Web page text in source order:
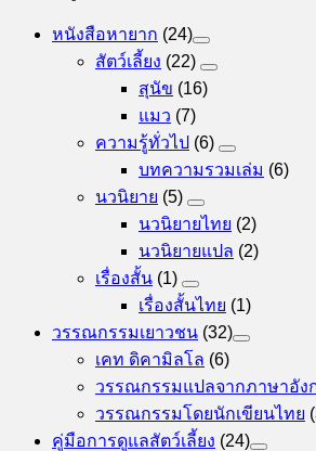
หนังสือหายาก (24)
สัตว์เลี้ยง (22)
สุนัข (16)
แมว (7)
ความรู้ทั่วไป (6)
บทความรวมเล่ม (6)
นวนิยาย (5)
นวนิยายไทย (2)
นวนิยายแปล (2)
เรื่องสั้น (1)
เรื่องสั้นไทย (1)
วรรณกรรมเยาวชน (32)
เคท ดิคามิลโล (6)
วรรณกรรมแปลจากภาษาอัง
วรรณกรรมโดยนักเขียนไทย
คู่มือการดูแลสัตว์เลี้ยง (24)